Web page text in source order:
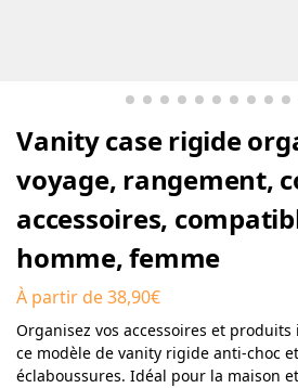
Vanity case rigide
voyage, rangement,
accessoires,
homme, femme
À partir de38,90€
Organisez vos accessoires et
ce modèle de vanity rigide anti-choc
éclaboussures. Idéal pour la maison